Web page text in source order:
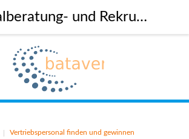
Vertriebspersonal finden und gewinnen
Personalberatung- und Rekrutierung im Vertrieb